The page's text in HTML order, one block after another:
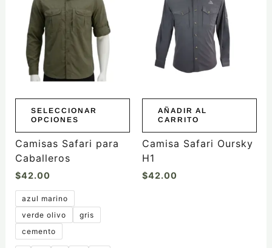
SELECCIONAR
OPCIONES
tiene
múltiples
variantes.
Las
opciones
elegir
la
página
producto
Camisas Safari para
Caballeros
$42.00
azul marino
verde olivo
gris
cemento
AÑADIR AL
CARRITO
Camisa Safari Oursky
H1
$42.00